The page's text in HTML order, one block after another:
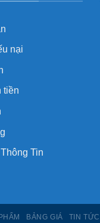
nại
tiền
Tin
BẢNG GIÁ TIN TỨC